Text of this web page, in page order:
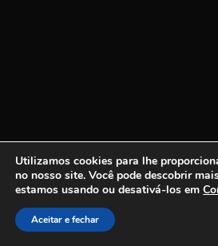
Utilizamos cookies para lhe
no nosso site. Você pode descobrir
estamos usando ou desativá-los em
Aceitar e fechar